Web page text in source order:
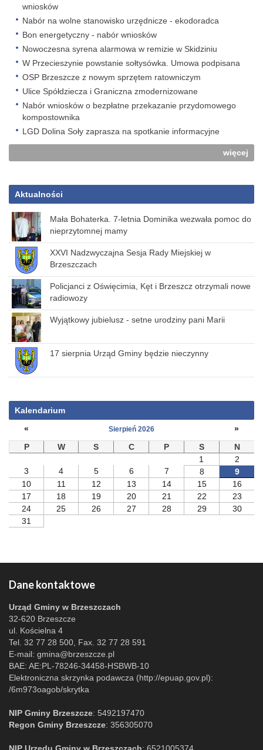
wniosków
Nabór na wolne stanowisko urzędnicze - ekodoradca
Bon energetyczny - nabór wniosków
Nowoczesna syrena alarmowa w remizie w Skidziniu
W Przecieszynie powstanie sołtysówka. Umowa podpisana
OSP Brzeszcze z nowym sprzętem ratowniczym
Ulice Spółdziecza i Graniczna zmodernizowane
Nabór wniosków o bezpłatne przekazanie przydomowego
kompostownika
LGD Dolina Soły zaprasza na spotkanie informacyjne
więcej
Aktualności
Mała Bohaterka. 7-letnia Dominika wezwała pomoc do
nieprzytomnej mamy
XXVI Nadzwyczajna Sesja Rady Miejskiej w
Brzeszczach
Policjanci z Oświęcimia, Kęt i Brzeszcz otrzymali nowe
radiowozy
Wyjątkowy jubielusz - setne urodziny pani Marii
17 sierpnia Urząd Gminy będzie nieczynny
Kalendarium
«
Sierpień 2026
»
P
W S C P S
N
1
2
3
4 5 6 7 8
9
10
11 12 13 14 15
16
17
18 19 20 21 22
23
24
25 26 27 28 29
30
31
Dane kontaktowe
Urząd Gminy w Brzeszczach
32-620 Brzeszcze
ul. Kościelna 4
Tel. 32 77 28 500, Fax. 32 77 28 591
E-mail: gmina@brzeszcze.pl
BAE: AE:PL-78246-34458-HSBWB-10
Elektroniczna skrzynka podawcza (http://epuap.gov.pl):
/6m973oagob/skrytka
NIP Gminy Brzeszcze: 5492197470
Regon Gminy Brzeszcze: 356305070